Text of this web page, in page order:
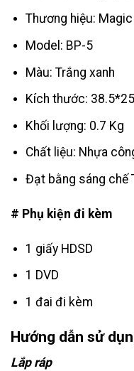
Thương hiệu:
Model: BP-5
Màu: Trắng xanh
Kích thước:
Khối lượng: 0.7 Kg
Chất liệu: Nhựa
Đạt bằng sáng chế
# Phụ kiện đi kèm
1 giấy HDSD
1 DVD
1 đai đi kèm
Hướng dẫn sử
Lắp ráp